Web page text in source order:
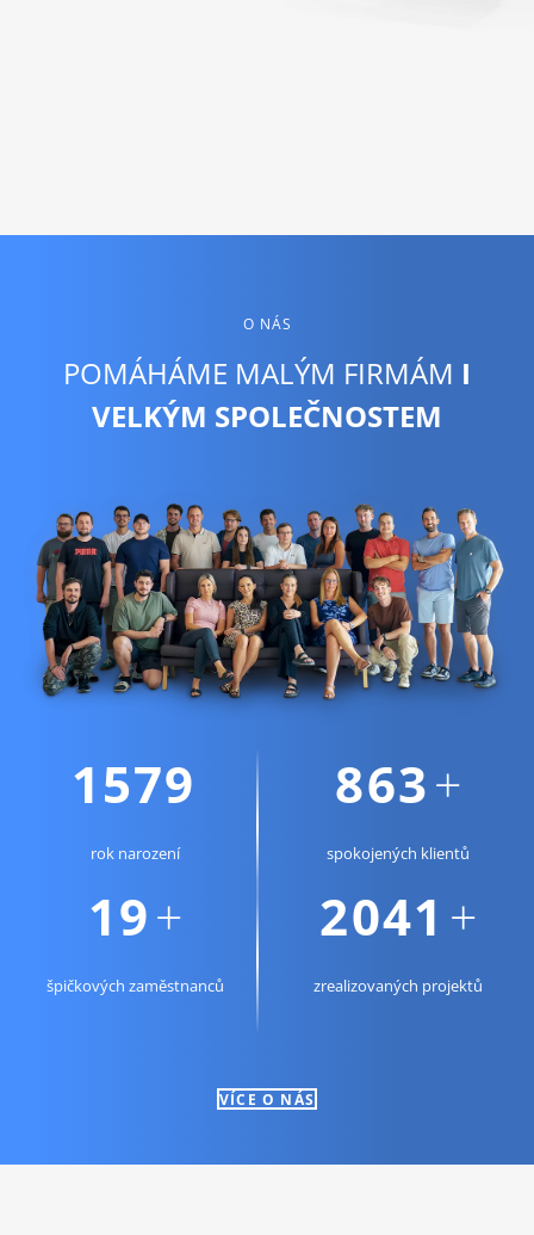
O NÁS
POMÁHÁME MALÝM FIRMÁM I
VELKÝM SPOLEČNOSTEM
1856
rok narození
1015+
spokojených klientů
23+
špičkových zaměstnanců
2401 +
zrealizovaných projektů
VÍCE O NÁS